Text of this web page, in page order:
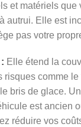
et matériels que
autrui. Elle est
pas votre
Elle étend la
risques comme
bris de glace.
est ancien
réduire vos